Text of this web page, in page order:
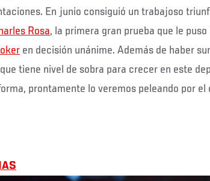
En junio consiguió un trabajoso
Rosa, la primera gran prueba que le puso
en decisión unánime. Además de haber
tiene nivel de sobra para crecer en este
prontamente lo veremos peleando por el